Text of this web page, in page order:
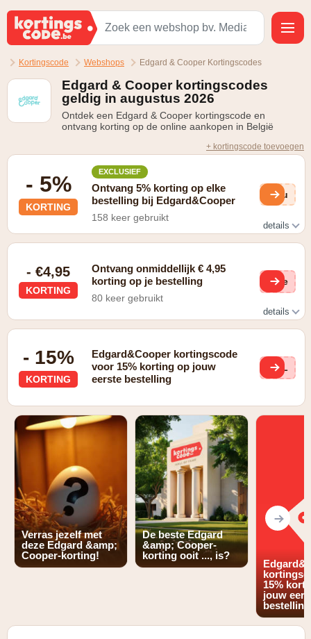
Kortingscode Webshops Edgard & Cooper Kortingscodes
Edgard & Cooper kortingscodes
geldig in augustus 2026
Ontdek een Edgard & Cooper kortingscode en
ontvang korting op de online aankopen in België
+ kortingscode toevoegen
- 5%
KORTING
EXCLUSIEF
Ontvang 5% korting op elke
bestelling bij Edgard&Cooper
158 keer gebruikt
fKu
details
- €4,95
KORTING
Ontvang onmiddellijk € 4,95
korting op je bestelling
80 keer gebruikt
Gee
details
- 15%
KORTING
Edgard&Cooper kortingscode
voor 15% korting op jouw
eerste bestelling
HEL
Verras jezelf met
deze Edgard &amp;
Cooper-korting!
De beste Edgard
&amp; Cooper-
korting ooit ..., is?
15%
jouw
bestelling